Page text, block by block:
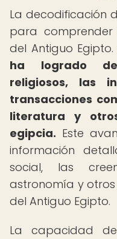
La decodificación
para comprender
del Antiguo Egipto.
ha logrado
religiosos, las
transacciones
literatura y
egipcia. Este
información
social, las
astronomía y
del Antiguo Egipto.
La capacidad